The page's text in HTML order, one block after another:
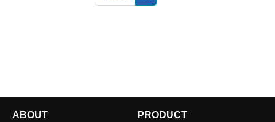
ABOUT PRODUCT